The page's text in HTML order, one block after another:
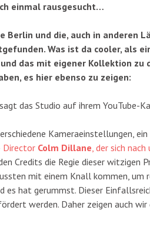
einmal rausgesucht…
Berlin und die, auch in anderen
Was ist da cooler, als
und das mit eigener Kollektion zu
es hier ebenso zu zeigen:
das Studio auf ihrem YouTube-
Kameraeinstellungen,
Director Colm Dillane, der sich
Credits die Regie dieser witzigen
mit einem Knall kommen,
es hat gerummst. Dieser
werden. Daher zeigen auch wir